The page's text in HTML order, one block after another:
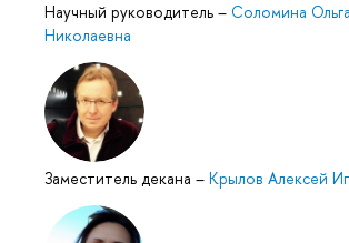
Научный руководитель – Соломина Ольга
Николаевна
Заместитель декана – Крылов Алексей